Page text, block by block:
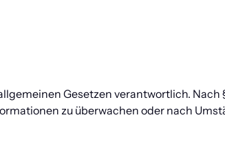
Gesetzen verantwortlich. Nach
zu überwachen oder nach